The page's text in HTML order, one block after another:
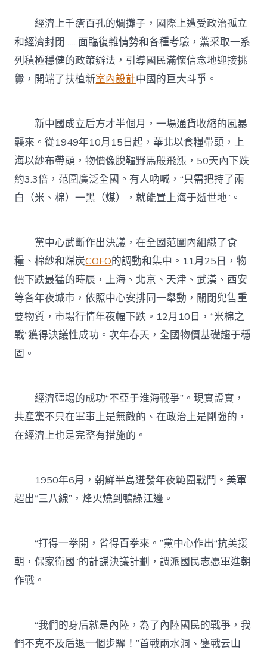
經濟上千瘡百孔的爛攤子，國際上遭受政治孤立
和經濟封閉……面臨復雜情勢和各種考驗，黨采取一系
列積極穩健的政策辦法，引導國民滿懷信念地迎接挑
釁，開端了扶植新室內設計中國的巨大斗爭。
新中國成立后方才半個月，一場通貨收縮的風暴
襲來。從1949年10月15日起，華北以食糧帶頭，上
海以紗布帶頭，物價像脫韁野馬般飛漲，50天內下跌
約3.3倍，范圍廣泛全國。有人吶喊，“只需把持了兩
白（米、棉）一黑（煤），就能置上海于逝世地”。
黨中心武斷作出決議，在全國范圍內組織了食
糧、棉紗和煤炭COFO的調動和集中。11月25日，物
價下跌最猛的時辰，上海、北京、天津、武漢、西安
等各年夜城市，依照中心安排同一舉動，關閉兜售重
要物質，市場行情年夜幅下跌。12月10日，“米棉之
戰”獲得決議性成功。次年春天，全國物價基礎趨于穩
固。
經濟疆場的成功“不亞于淮海戰爭”。現實證實，
共產黨不只在軍事上是無敵的、在政治上是剛強的，
在經濟上也是完整有措施的。
1950年6月，朝鮮半島迸發年夜範圍戰鬥。美軍
超出“三八線”，烽火燒到鴨綠江邊。
“打得一拳開，省得百拳來。”黨中心作出“抗美援
朝，保家衛國”的計謀決議計劃，調派國民志愿軍進朝
作戰。
“我們的身后就是內陸，為了內陸國民的戰爭，我
們不克不及后退一個步驟！”首戰兩水洞、鏖戰云山